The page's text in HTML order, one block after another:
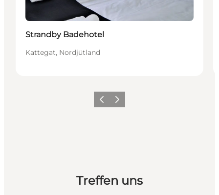
Strandby Badehotel
Kattegat, Nordjütland
ZurückWeiter
Treffen uns